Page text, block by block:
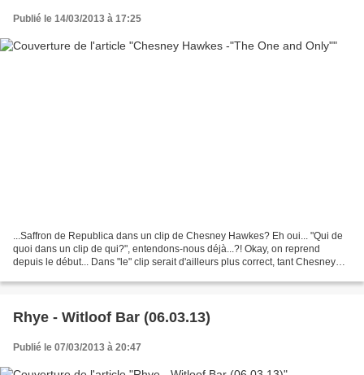
Publié le 14/03/2013 à 17:25
...Saffron de Republica dans un clip de Chesney Hawkes? Eh oui... "Qui de
quoi dans un clip de qui?", entendons-nous déjà...?! Okay, on reprend
depuis le début... Dans "le" clip serait d'ailleurs plus correct, tant Chesney
Rhye - Witloof Bar (06.03.13)
Publié le 07/03/2013 à 20:47